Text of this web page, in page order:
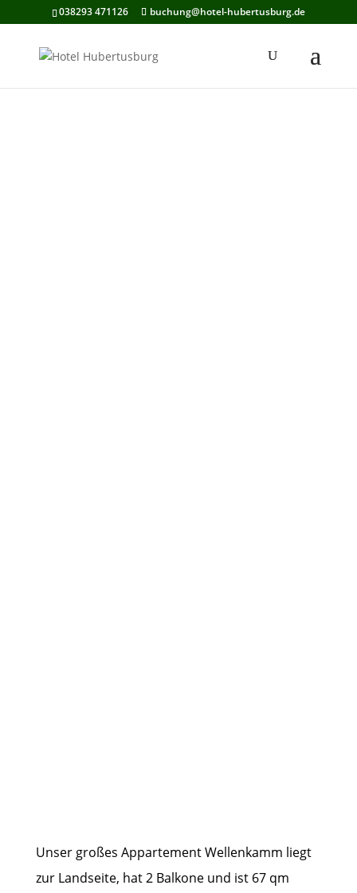
038293 471126 buchung@hotel-hubertusburg.de
Unser großes Appartement Wellenkamm liegt
zur Landseite, hat 2 Balkone und ist 67 qm